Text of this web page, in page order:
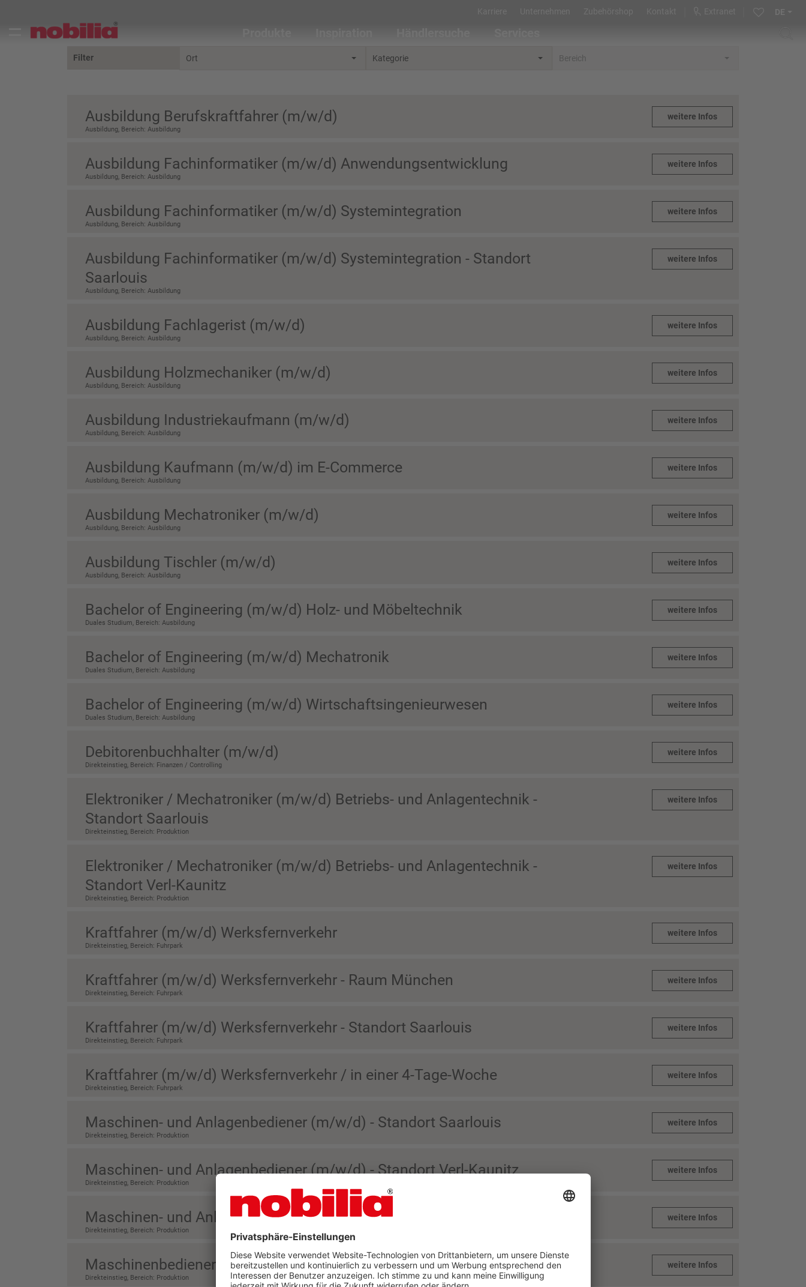
Filter Ort Kategorie Bereich
Ausbildung Berufskraftfahrer (m/w/d)
Ausbildung, Bereich: Ausbildung
weitere Infos
Ausbildung Fachinformatiker (m/w/d) Anwendungsentwicklung
Ausbildung, Bereich: Ausbildung
weitere Infos
Ausbildung Fachinformatiker (m/w/d) Systemintegration
Ausbildung, Bereich: Ausbildung
weitere Infos
Ausbildung Fachinformatiker (m/w/d) Systemintegration - Standort
Saarlouis
Ausbildung, Bereich: Ausbildung
weitere Infos
Ausbildung Fachlagerist (m/w/d)
Ausbildung, Bereich: Ausbildung
weitere Infos
Ausbildung Holzmechaniker (m/w/d)
Ausbildung, Bereich: Ausbildung
weitere Infos
Ausbildung Industriekaufmann (m/w/d)
Ausbildung, Bereich: Ausbildung
weitere Infos
Ausbildung Kaufmann (m/w/d) im E-Commerce
Ausbildung, Bereich: Ausbildung
weitere Infos
Ausbildung Mechatroniker (m/w/d)
Ausbildung, Bereich: Ausbildung
weitere Infos
Ausbildung Tischler (m/w/d)
Ausbildung, Bereich: Ausbildung
weitere Infos
Bachelor of Engineering (m/w/d) Holz- und Möbeltechnik
Duales Studium, Bereich: Ausbildung
weitere Infos
Bachelor of Engineering (m/w/d) Mechatronik
Duales Studium, Bereich: Ausbildung
weitere Infos
Bachelor of Engineering (m/w/d) Wirtschaftsingenieurwesen
Duales Studium, Bereich: Ausbildung
weitere Infos
Debitorenbuchhalter (m/w/d)
Direkteinstieg, Bereich: Finanzen / Controlling
weitere Infos
Elektroniker / Mechatroniker (m/w/d) Betriebs- und Anlagentechnik -
Standort Saarlouis
Direkteinstieg, Bereich: Produktion
weitere Infos
Elektroniker / Mechatroniker (m/w/d) Betriebs- und Anlagentechnik -
Standort Verl-Kaunitz
Direkteinstieg, Bereich: Produktion
weitere Infos
Kraftfahrer (m/w/d) Werksfernverkehr
Direkteinstieg, Bereich: Fuhrpark
weitere Infos
Kraftfahrer (m/w/d) Werksfernverkehr - Raum München
Direkteinstieg, Bereich: Fuhrpark
weitere Infos
Kraftfahrer (m/w/d) Werksfernverkehr - Standort Saarlouis
Direkteinstieg, Bereich: Fuhrpark
weitere Infos
Kraftfahrer (m/w/d) Werksfernverkehr / in einer 4-Tage-Woche
Direkteinstieg, Bereich: Fuhrpark
weitere Infos
Maschinen- und Anlagenbediener (m/w/d) - Standort Saarlouis
Direkteinstieg, Bereich: Produktion
weitere Infos
Maschinen- und Anlagenbediener (m/w/d) - Standort Verl-Kaunitz
Direkteinstieg, Bereich: Produktion
weitere Infos
Maschinen- und Anlagenbediener (m/w/d) - Standort Verl-Sürenheide
Direkteinstieg, Bereich: Produktion
weitere Infos
Maschinenbediener (m/w/d) Teilefertigung - Standort Saarlouis
Direkteinstieg, Bereich: Produktion
weitere Infos